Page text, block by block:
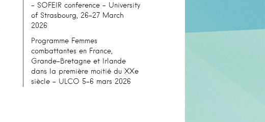
– SOFEIR conference – University
of Strasbourg, 26-27 March
2026
Programme Femmes
combattantes en France,
Grande-Bretagne et Irlande
dans la première moitié du XXe
siècle – ULCO 5-6 mars 2026